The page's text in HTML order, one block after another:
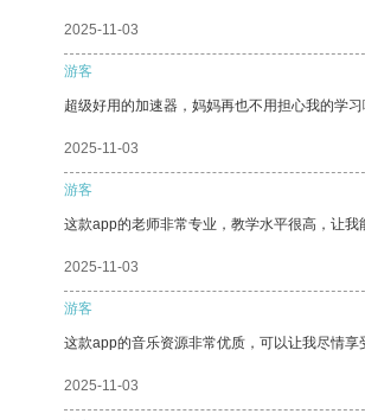
2025-11-03
游客
超级好用的加速器，妈妈再也不用担心我的学习
2025-11-03
游客
这款app的老师非常专业，教学水平很高，让我
2025-11-03
游客
这款app的音乐资源非常优质，可以让我尽情享
2025-11-03